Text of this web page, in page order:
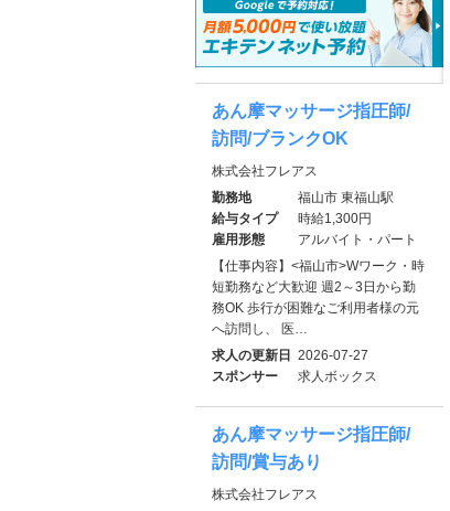
あん摩マッサージ指圧師/
訪問/ブランクOK
株式会社フレアス
勤務地
福山市 東福山駅
給与タイプ
時給1,300円
雇用形態
アルバイト・パート
【仕事内容】<福山市>Wワーク・時
短勤務など大歓迎 週2～3日から勤
務OK 歩行が困難なご利用者様の元
へ訪問し、 医…
求人の更新日 2026-07-27
スポンサー
求人ボックス
あん摩マッサージ指圧師/
訪問/賞与あり
株式会社フレアス